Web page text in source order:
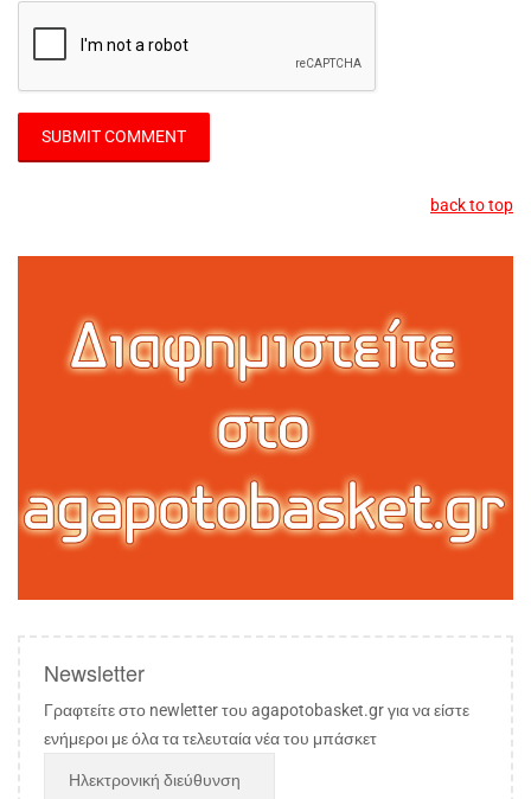
back to top
Newsletter
Γραφτείτε στο newletter του agapotobasket.gr για να είστε
ενήμεροι με όλα τα τελευταία νέα του μπάσκετ